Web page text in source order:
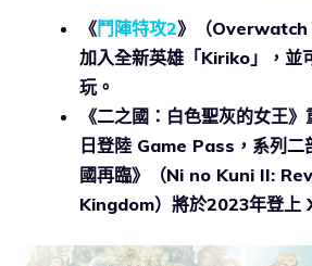
《鬥陣特攻2》（Overwatch
加入全新英雄「Kiriko」，並
玩。
《二之國：白色聖灰的女王
日登陸 Game Pass，系列二
國再臨》（Ni no Kuni II:
Kingdom）將於2023年登上